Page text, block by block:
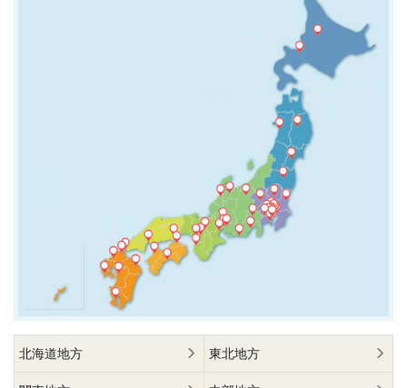
北海道地方 東北地方